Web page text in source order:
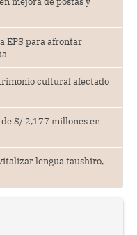
EPS para afrontar
cultural afectado
S/ 2,177 millones en
lengua taushiro,